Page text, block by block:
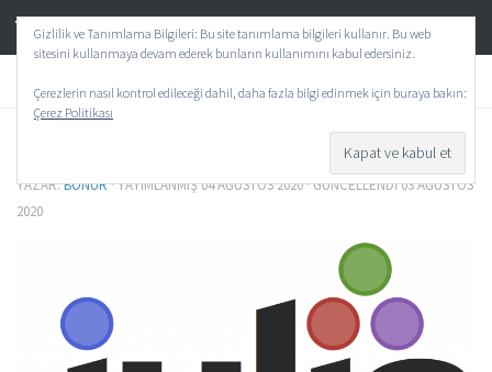
Skip to content
TeknoAktif
YAZAR:BONUR· YAYIMLANMIŞ04 AĞUSTOS 2020· GÜNCELLENDI03 AĞUSTOS
2020
Gizlilik ve Tanımlama Bilgileri: Bu site tanımlama bilgileri kullanır. Bu web
sitesini kullanmaya devam ederek bunların kullanımını kabul edersiniz.
Çerezlerin nasıl kontrol edileceği dahil, daha fazla bilgi edinmek için buraya bakın:
Çerez Politikası